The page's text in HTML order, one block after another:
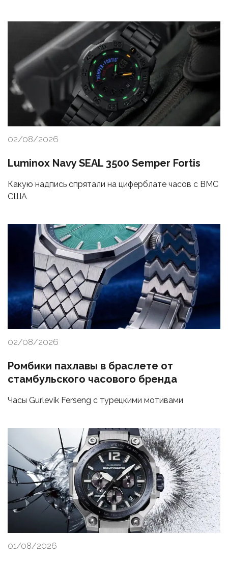
02/08/2026
Luminox Navy SEAL 3500 Semper Fortis
Какую надпись спрятали на циферблате часов с ВМС
США
02/08/2026
Ромбики пахлавы в браслете от
стамбульского часового бренда
Часы Gurlevik Ferseng с турецкими мотивами
01/08/2026